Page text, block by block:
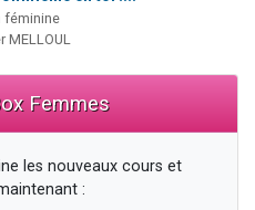
féminine
MELLOUL
Femmes
les nouveaux cours et
: